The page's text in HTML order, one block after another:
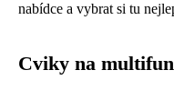
nabídce a vybrat si tu
Cviky na